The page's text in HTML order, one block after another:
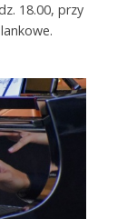
18.00, przy